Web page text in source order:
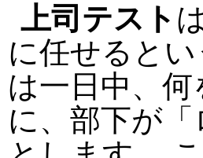
上司テスト
に任せると
は一日中、
に、部下が